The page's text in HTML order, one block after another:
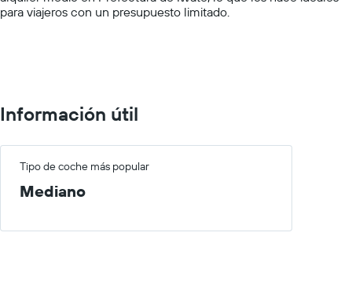
Range:
para viajeros con un presupuesto limitado.
Información útil
Tipo de coche más popular
Mediano